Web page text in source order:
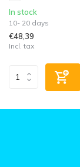
In stock
10- 20 days
€48,39
Incl. tax